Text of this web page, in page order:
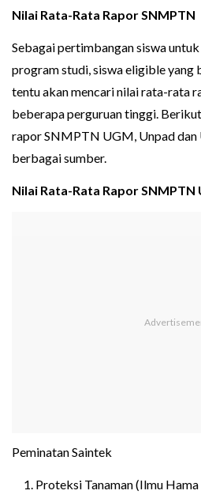
Nilai Rata-Rata Rapor SNMPTN
Sebagai pertimbangan siswa
program studi, siswa eligible
tentu akan mencari nilai rata-rata
beberapa perguruan tinggi.
rapor SNMPTN UGM, Unpad dan
berbagai sumber.
Nilai Rata-Rata Rapor SNMPTN
Peminatan Saintek
Proteksi Tanaman (Ilmu